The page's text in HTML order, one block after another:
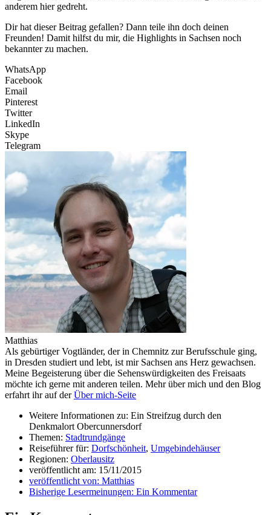
anderem hier gedreht.
Dir hat dieser Beitrag gefallen? Dann teile ihn doch deinen
Freunden! Damit hilfst du mir, die Highlights in Sachsen noch
bekannter zu machen.
WhatsApp
Facebook
Email
Pinterest
Twitter
LinkedIn
Skype
Telegram
Matthias
Als gebürtiger Vogtländer, der in Chemnitz zur Berufsschule ging,
in Dresden studiert und lebt, ist mir Sachsen ans Herz gewachsen.
Meine Begeisterung über die Sehenswürdigkeiten des Freisaats
möchte ich gerne mit anderen teilen. Mehr über mich und den Blog
erfahrt ihr auf derÜber mich-Seite
Weitere Informationen zu: Ein Streifzug durch den
Denkmalort Obercunnersdorf
Themen: Stadtrundgänge
Reiseführer für: Dorfschönheit, Umgebindehäuser
Regionen: Oberlausitz
veröffentlicht am: 15/11/2015
veröffentlicht von: Matthias
Bisherige Lesermeinungen: Ein Kommentar